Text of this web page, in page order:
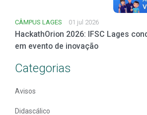
CÂMPUS LAGES 01 jul 2026
HackathOrion 2026: IFSC Lages
em evento de inovação
Categorias
Avisos
Didascálico